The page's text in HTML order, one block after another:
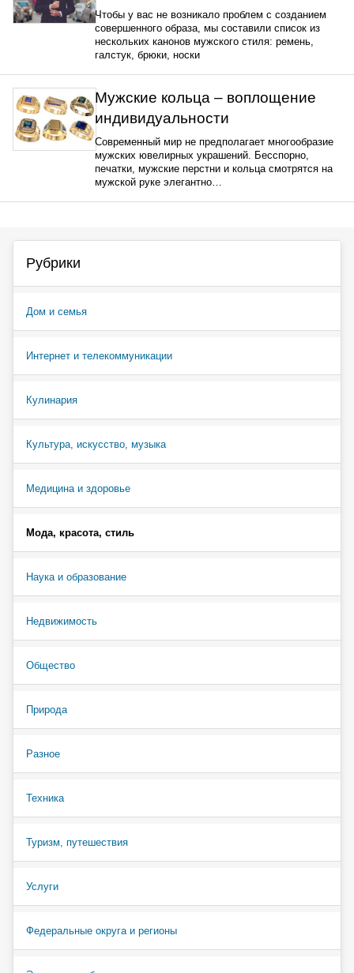
Чтобы у вас не возникало проблем с созданием
совершенного образа, мы составили список из
нескольких канонов мужского стиля: ремень,
галстук, брюки, носки
Мужские кольца – воплощение
индивидуальности
Современный мир не предполагает многообразие
мужских ювелирных украшений. Бесспорно,
печатки, мужские перстни и кольца смотрятся на
мужской руке элегантно…
Рубрики
Дом и семья
Интернет и телекоммуникации
Кулинария
Культура, искусство, музыка
Медицина и здоровье
Мода, красота, стиль
Наука и образование
Недвижимость
Общество
Природа
Разное
Техника
Туризм, путешествия
Услуги
Федеральные округа и регионы